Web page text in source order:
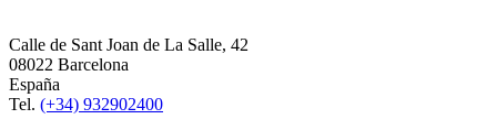
Calle de Sant Joan de La Salle, 42
08022 Barcelona
España
Tel. (+34) 932902400